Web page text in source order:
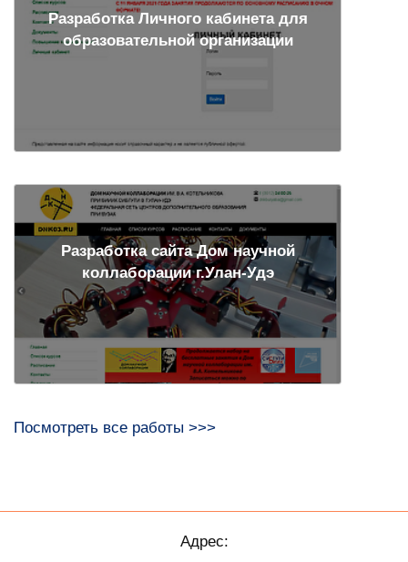
Разработка Личного кабинета для
образовательной организации
Разработка сайта Дом научной
коллаборации г.Улан-Удэ
Посмотреть все работы >>>
Адрес: